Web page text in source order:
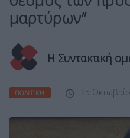
μαρτύρων”
Η Συντακτική
ΠΟΛΙΤΙΚΉ 25